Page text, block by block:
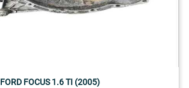
FORD FOCUS 1.6 TI (2005)